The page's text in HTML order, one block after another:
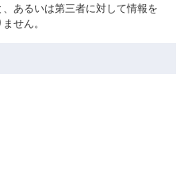
あるいは第三者に対して情報を
せん。